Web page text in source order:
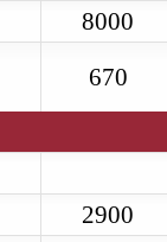
8000
670
2900